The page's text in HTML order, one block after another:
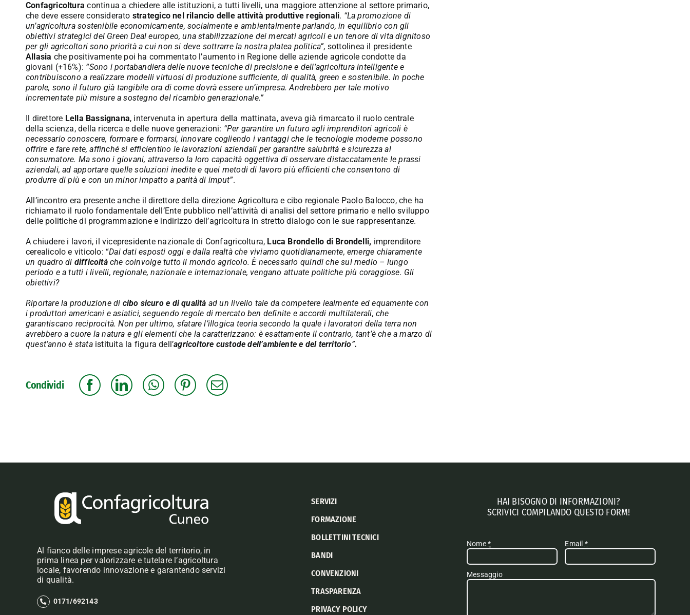
Confagricoltura continua a chiedere alle istituzioni, a tutti livelli, una maggiore attenzione al settore primario,
che deve essere considerato strategico nel rilancio delle attività produttive regionali. “La promozione di
un’agricoltura sostenibile economicamente, socialmente e ambientalmente parlando, in equilibrio con gli
obiettivi strategici del Green Deal europeo, una stabilizzazione dei mercati agricoli e un tenore di vita dignitoso
per gli agricoltori sono priorità a cui non si deve sottrarre la nostra platea politica”, sottolinea il presidente
Allasia che positivamente poi ha commentato l’aumento in Regione delle aziende agricole condotte da
giovani (+16%): “Sono i portabandiera delle nuove tecniche di precisione e dell’agricoltura intelligente e
contribuiscono a realizzare modelli virtuosi di produzione sufficiente, di qualità, green e sostenibile. In poche
parole, sono il futuro già tangibile ora di come dovrà essere un’impresa. Andrebbero per tale motivo
incrementate più misure a sostegno del ricambio generazionale.”
Il direttore Lella Bassignana, intervenuta in apertura della mattinata, aveva già rimarcato il ruolo centrale
della scienza, della ricerca e delle nuove generazioni: “Per garantire un futuro agli imprenditori agricoli è
necessario conoscere, formare e formarsi, innovare cogliendo i vantaggi che le tecnologie moderne possono
offrire e fare rete, affinché si efficientino le lavorazioni aziendali per garantire salubrità e sicurezza al
consumatore. Ma sono i giovani, attraverso la loro capacità oggettiva di osservare distaccatamente le prassi
aziendali, ad apportare quelle soluzioni inedite e quei metodi di lavoro più efficienti che consentono di
produrre di più e con un minor impatto a parità di imput”.
All’incontro era presente anche il direttore della direzione Agricoltura e cibo regionale Paolo Balocco, che ha
richiamato il ruolo fondamentale dell’Ente pubblico nell’attività di analisi del settore primario e nello sviluppo
delle politiche di programmazione e indirizzo dell’agricoltura in stretto dialogo con le sue rappresentanze.
A chiudere i lavori, il vicepresidente nazionale di Confagricoltura, Luca Brondello di Brondelli, imprenditore
cerealicolo e viticolo: “Dai dati esposti oggi e dalla realtà che viviamo quotidianamente, emerge chiaramente
un quadro di difficoltàche coinvolge tutto il mondo agricolo. È necessario quindi che sul medio – lungo
periodo e a tutti i livelli, regionale, nazionale e internazionale, vengano attuate politiche più coraggiose. Gli
obiettivi?
Riportare la produzione di cibo sicuro e di qualità ad un livello tale da competere lealmente ed equamente con
i produttori americani e asiatici, seguendo regole di mercato ben definite e accordi multilaterali, che
garantiscano reciprocità. Non per ultimo, sfatare l’illogica teoria secondo la quale i lavoratori della terra non
avrebbero a cuore la natura e gli elementi che la caratterizzano: è esattamente il contrario, tant’è che a marzo di
quest’anno è stata istituita la figura dell’agricoltore custode dell’ambiente e del territorio”.
Condividi
Al fianco delle imprese agricole del territorio, in
prima linea per valorizzare e tutelare l’agricoltura
locale, favorendo innovazione e garantendo servizi
di qualità.
0171/692143
SERVIZI
FORMAZIONE
BOLLETTINI TECNICI
BANDI
CONVENZIONI
TRASPARENZA
PRIVACY POLICY
HAI BISOGNO DI INFORMAZIONI?
SCRIVICI COMPILANDO QUESTO FORM!
Nome* Email *
Messaggio